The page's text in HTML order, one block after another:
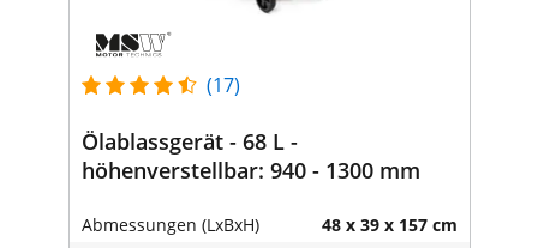
(17)
Ölablassgerät - 68 L -
höhenverstellbar: 940 - 1300 mm
Abmessungen (LxBxH) 48 x 39 x 157 cm